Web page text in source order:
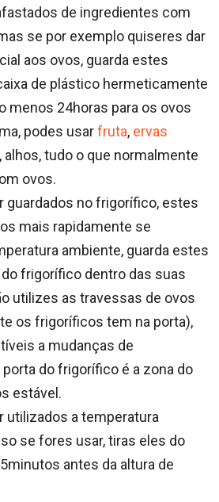
de ingredientes com
se por exemplo quiseres dar
aos ovos, guarda estes
de plástico hermeticamente
menos 24horas para os ovos
podes usarfruta, ervas
tudo o que normalmente
ovos.
guardados no frigorífico, estes
mais rapidamente se
ambiente, guarda estes
frigorífico dentro das suas
utilizes as travessas de ovos
os frigoríficos tem na porta),
a mudanças de
do frigorífico é a zona do
estável.
utilizados a temperatura
se fores usar, tiras eles do
antes da altura de